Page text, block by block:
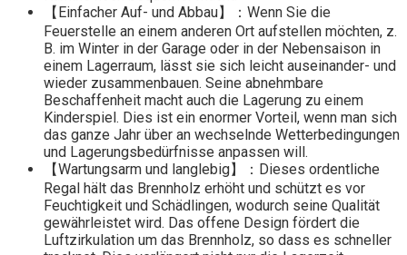
【Einfacher Auf- und Abbau】：Wenn Sie die
Feuerstelle an einem anderen Ort aufstellen möchten, z.
B. im Winter in der Garage oder in der Nebensaison in
einem Lagerraum, lässt sie sich leicht auseinander- und
wieder zusammenbauen. Seine abnehmbare
Beschaffenheit macht auch die Lagerung zu einem
Kinderspiel. Dies ist ein enormer Vorteil, wenn man sich
das ganze Jahr über an wechselnde Wetterbedingungen
und Lagerungsbedürfnisse anpassen will.
【Wartungsarm und langlebig】：Dieses ordentliche
Regal hält das Brennholz erhöht und schützt es vor
Feuchtigkeit und Schädlingen, wodurch seine Qualität
gewährleistet wird. Das offene Design fördert die
Luftzirkulation um das Brennholz, so dass es schneller